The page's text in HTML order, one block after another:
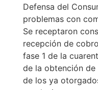
Defensa del
problemas con
Se receptaron
recepción de
fase 1 de la
de la obtención
de los ya